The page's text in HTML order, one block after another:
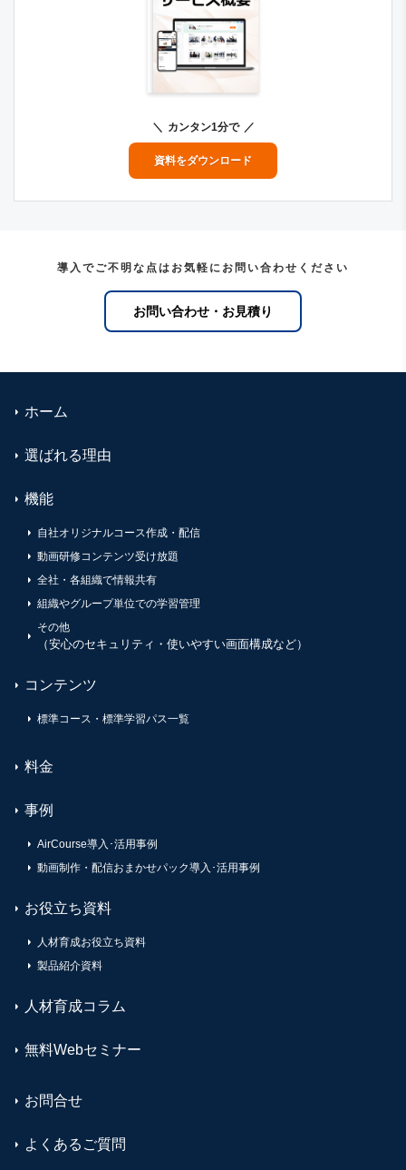
カンタン1分で
資料をダウンロード
導入でご不明な点はお気軽にお問い合わせください
お問い合わせ・お見積り
ホーム
選ばれる理由
機能
自社オリジナルコース作成・配信
動画研修コンテンツ受け放題
全社・各組織で情報共有
組織やグループ単位での学習管理
その他
（安心のセキュリティ・使いやすい画面構成など）
コンテンツ
標準コース・標準学習パス一覧
料金
事例
AirCourse導入･活用事例
動画制作・配信おまかせパック導入･活用事例
お役立ち資料
人材育成お役立ち資料
製品紹介資料
人材育成コラム
無料Webセミナー
お問合せ
よくあるご質問